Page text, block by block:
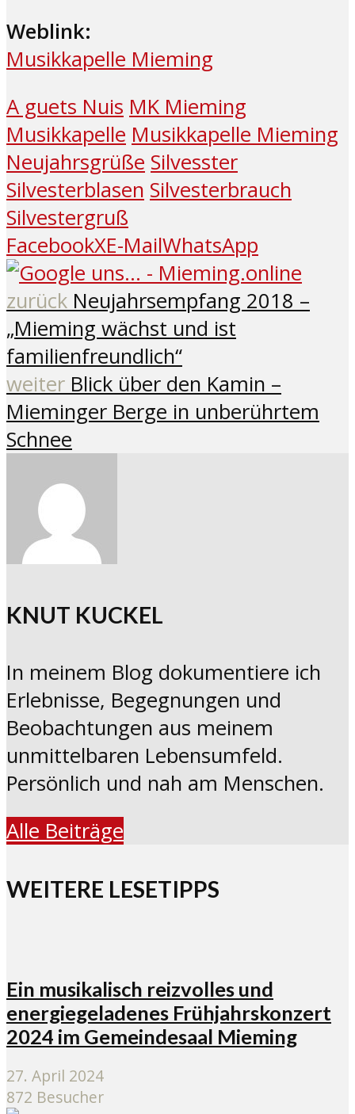
Weblink:
Musikkapelle Mieming
A guets Nuis MK Mieming
Musikkapelle Musikkapelle Mieming
Neujahrsgrüße Silvesster
Silvesterblasen Silvesterbrauch
Silvestergruß
FacebookXE-MailWhatsApp
zurück Neujahrsempfang 2018 –
„Mieming wächst und ist
familienfreundlich“
weiter Blick über den Kamin –
Mieminger Berge in unberührtem
Schnee
KNUT KUCKEL
In meinem Blog dokumentiere ich
Erlebnisse, Begegnungen und
Beobachtungen aus meinem
unmittelbaren Lebensumfeld.
Persönlich und nah am Menschen.
Alle Beiträge
WEITERE LESETIPPS
Ein musikalisch reizvolles und
energiegeladenes Frühjahrskonzert
2024 im Gemeindesaal Mieming
27. April 2024
872 Besucher